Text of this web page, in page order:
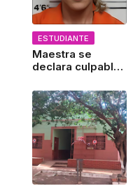
ESTUDIANTE
Maestra se
declara culpable:
enviado nudes a
alumno por
Snapchat